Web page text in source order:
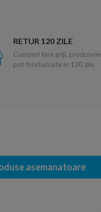
RETUR 120 ZILE
Cumperi fara griji, produsele
pot fi returnate in 120 zile
asemanatoare